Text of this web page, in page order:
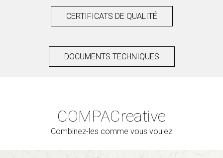
CERTIFICATS DE QUALITÉ
DOCUMENTS TECHNIQUES
COMPACreative
Combinez-les comme vous voulez